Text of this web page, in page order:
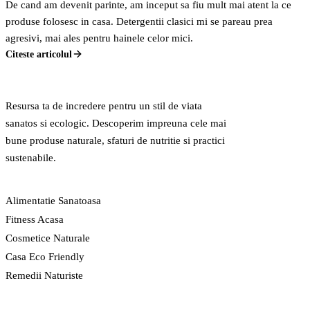
De cand am devenit parinte, am inceput sa fiu mult mai atent la ce
produse folosesc in casa. Detergentii clasici mi se pareau prea
agresivi, mai ales pentru hainele celor mici.
Citeste articolul
Resursa ta de incredere pentru un stil de viata
sanatos si ecologic. Descoperim impreuna cele mai
bune produse naturale, sfaturi de nutritie si practici
sustenabile.
Alimentatie Sanatoasa
Fitness Acasa
Cosmetice Naturale
Casa Eco Friendly
Remedii Naturiste